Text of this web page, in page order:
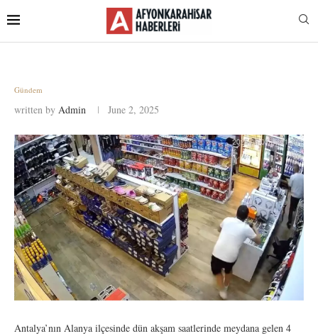
Gündem
written by Admin June 2, 2025
Antalya’nın Alanya ilçesinde dün akşam saatlerinde meydana gelen 4